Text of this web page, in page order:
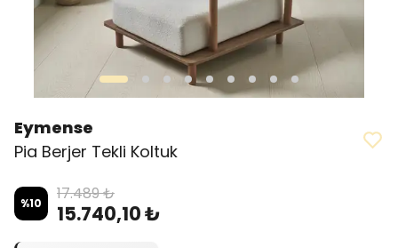
Eymense
Pia Berjer Tekli Koltuk
%10 17.489 ₺
15.740,10 ₺